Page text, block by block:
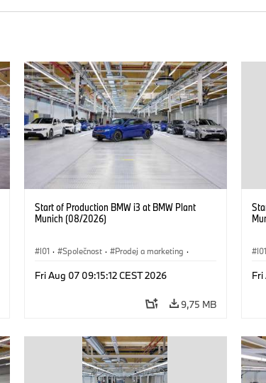
Start of Production BMW i3 at BMW Plant
Munich (08/2026)
I01 · Společnost · Prodej a marketing ·
Fri Aug 07 09:15:12 CEST 2026
9,75 MB
I01
Fri